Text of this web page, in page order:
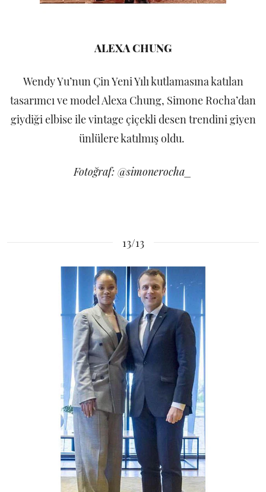
ALEXA CHUNG
Wendy Yu’nun Çin Yeni Yılı kutlamasına katılan
tasarımcı ve model Alexa Chung, Simone Rocha’dan
giydiği elbise ile vintage çiçekli desen trendini giyen
ünlülere katılmış oldu.
Fotoğraf: @simonerocha_
13/13